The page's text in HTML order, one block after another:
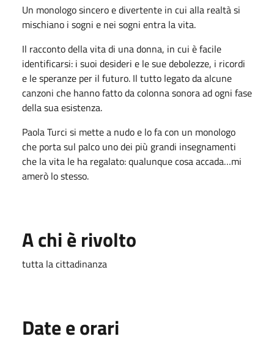
Un monologo sincero e divertente in cui alla realtà si
mischiano i sogni e nei sogni entra la vita.
Il racconto della vita di una donna, in cui è facile
identificarsi: i suoi desideri e le sue debolezze, i ricordi
e le speranze per il futuro. Il tutto legato da alcune
canzoni che hanno fatto da colonna sonora ad ogni fase
della sua esistenza.
Paola Turci si mette a nudo e lo fa con un monologo
che porta sul palco uno dei più grandi insegnamenti
che la vita le ha regalato: qualunque cosa accada…mi
amerò lo stesso.
A chi è rivolto
tutta la cittadinanza
Date e orari